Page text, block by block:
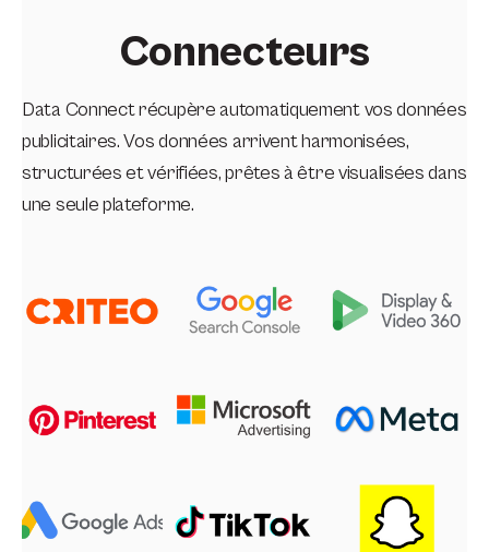
Connecteurs
Data Connect récupère automatiquement vos données
publicitaires. Vos données arrivent harmonisées,
structurées et vérifiées, prêtes à être visualisées dans
une seule plateforme.